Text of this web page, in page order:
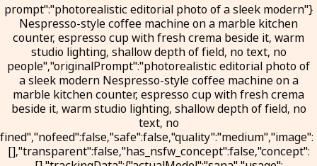
{"prompt":"photorealistic editorial photo of a sleek modern
Nespresso-style coffee machine on a marble kitchen
counter, espresso cup with fresh crema beside it, warm
studio lighting, shallow depth of field, no text, no
people","originalPrompt":"photorealistic editorial photo of
a sleek modern Nespresso-style coffee machine on a
marble kitchen counter, espresso cup with fresh crema
beside it, warm studio lighting, shallow depth of field, no
text, no
[],"transparent":false,"has_nsfw_concept":false,"concept":